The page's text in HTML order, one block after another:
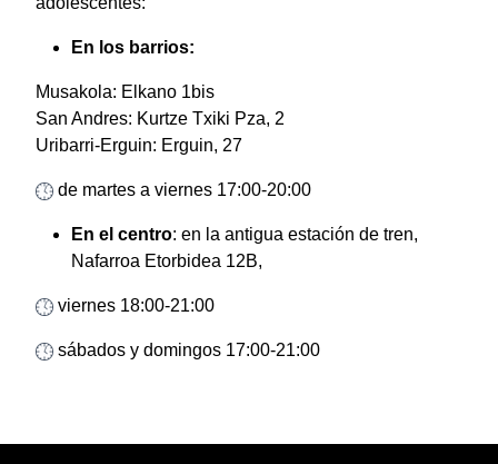
En los barrios:
Musakola: Elkano 1bis
San Andres: Kurtze Txiki Pza, 2
Uribarri-Erguin: Erguin, 27
de martes a viernes 17:00-20:00
En el centro: en la antigua estación de tren,
Nafarroa Etorbidea 12B,
viernes 18:00-21:00
sábados y domingos 17:00-21:00